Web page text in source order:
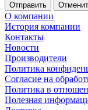
О компании
История компании
Контакты
Новости
Производители
Политика
Согласие на
Политика в
Полезная